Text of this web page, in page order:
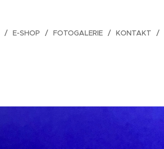
E-SHOP FOTOGALERIE KONTAKT